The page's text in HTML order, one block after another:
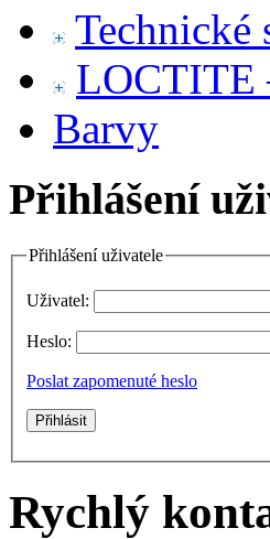
Technické
LOCTITE
Barvy
Přihlášení
Přihlášení uživatele
Uživatel:
Heslo:
Poslat zapomenuté heslo
Rychlý